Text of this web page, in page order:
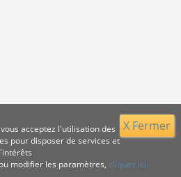
X Fermer
acceptez l'utilisation des
pour disposer de services et
modifier les paramètres, cliquez ici